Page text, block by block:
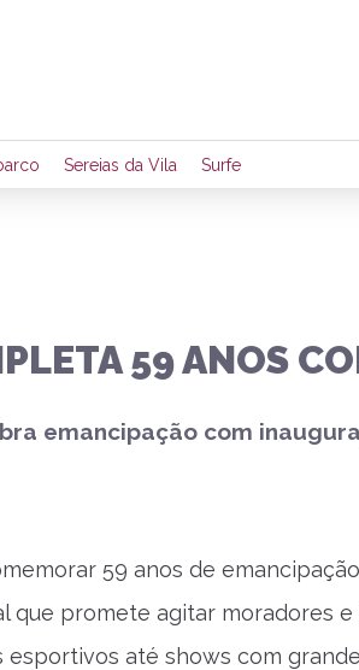
Preencha seus dados para receber
de eventos e notícias da região.
Sereias da Vila Surfe
59 ANOS
emancipação com
59 anos de
que promete agitar moradores
até shows com